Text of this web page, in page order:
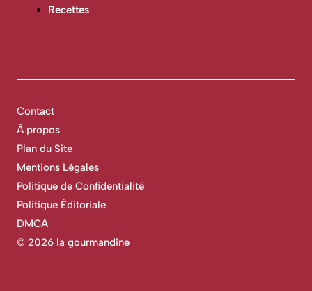
Recettes
© 2026 la gourmandine
Contact
À propos
Plan du Site
Mentions Légales
Politique de Confidentialité
Politique Éditoriale
DMCA